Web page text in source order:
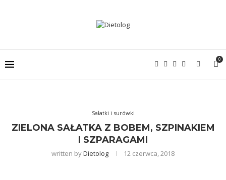
0
Sałatki i surówki
ZIELONA SAŁATKA Z BOBEM, SZPINAKIEM
I SZPARAGAMI
written byDietolog 12 czerwca, 2018